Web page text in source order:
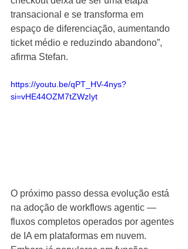
transacional e se transforma em
espaço de diferenciação, aumentando
ticket médio e reduzindo abandono”,
afirma Stefan.
https://youtu.be/qPT_HV-4nys?
si=vHE44OZM7tZWzIyt
O próximo passo dessa evolução está
na adoção de workflows agentic —
fluxos completos operados por agentes
de IA em plataformas em nuvem.